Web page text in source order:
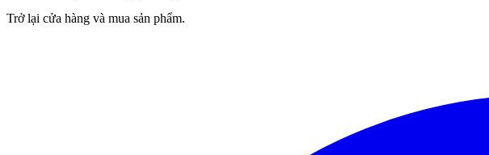
Trở lại cửa hàng và mua sản phẩm.